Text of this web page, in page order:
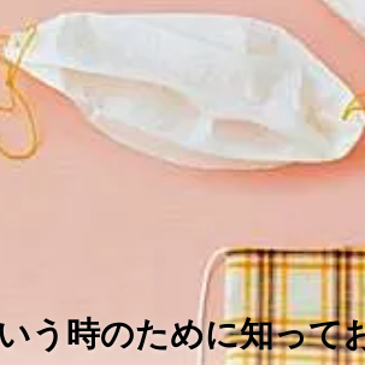
う時のために知って